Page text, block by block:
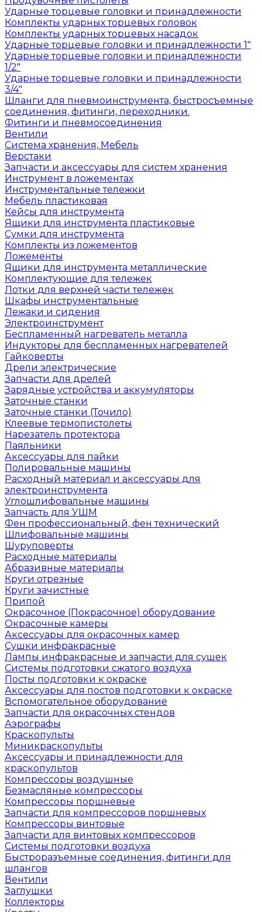
Ударные торцевые головки и принадлежности
Комплекты ударных торцевых головок
Комплекты ударных торцевых насадок
Ударные торцевые головки и принадлежности 1"
Ударные торцевые головки и принадлежности
1/2"
Ударные торцевые головки и принадлежности
3/4"
Шланги для пневмоинструмента, быстросъемные
соединения, фитинги, переходники.
Фитинги и пневмосоединения
Вентили
Система хранения, Мебель
Верстаки
Запчасти и аксессуары для систем хранения
Инструмент в ложементах
Инструментальные тележки
Мебель пластиковая
Кейсы для инструмента
Ящики для инструмента пластиковые
Сумки для инструмента
Комплекты из ложементов
Ложементы
Ящики для инструмента металлические
Комплектующие для тележек
Лотки для верхней части тележек
Шкафы инструментальные
Лежаки и сидения
Электроинструмент
Беспламенный нагреватель металла
Индукторы для беспламенных нагревателей
Гайковерты
Дрели электрические
Запчасти для дрелей
Зарядные устройства и аккумуляторы
Заточные станки
Заточные станки (Точило)
Клеевые термопистолеты
Нарезатель протектора
Паяльники
Аксессуары для пайки
Полировальные машины
Расходный материал и аксессуары для
электроинструмента
Углошлифовальные машины
Запчасть для УШМ
Фен профессиональный, фен технический
Шлифовальные машины
Шуруповерты
Расходные материалы
Абразивные материалы
Круги отрезные
Круги зачистные
Припой
Окрасочное (Покрасочное) оборудование
Окрасочные камеры
Аксессуары для окрасочных камер
Сушки инфракрасные
Лампы инфракрасные и запчасти для сушек
Системы подготовки сжатого воздуха
Посты подготовки к окраске
Аксессуары для постов подготовки к окраске
Вспомогательное оборудование
Запчасти для окрасочных стендов
Аэрографы
Краскопульты
Миникраскопульты
Аксессуары и принадлежности для
краскопультов
Компрессоры воздушные
Безмасляные компрессоры
Компрессоры поршневые
Запчасти для компрессоров поршневых
Компрессоры винтовые
Запчасти для винтовых компрессоров
Системы подготовки воздуха
Быстроразъемные соединения, фитинги для
шлангов
Вентили
Заглушки
Коллекторы